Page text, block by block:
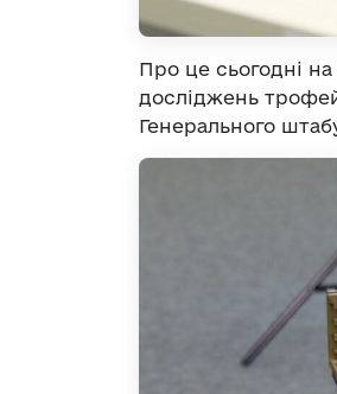
Про це сьогодні
досліджень
Генерального